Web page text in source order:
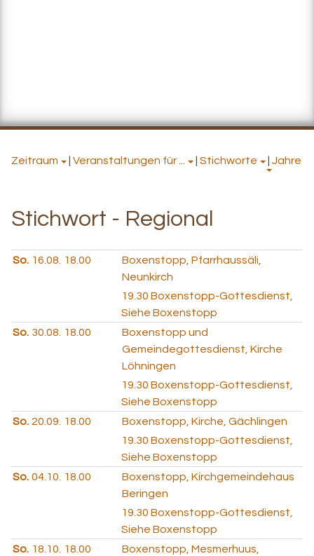
Zeitraum Veranstaltungen für ... Stichworte Jahre
Stichwort - Regional
So. 16.08. 18.00
Boxenstopp, Pfarrhaussäli,
Neunkirch
19.30 Boxenstopp-Gottesdienst,
Siehe Boxenstopp
So. 30.08. 18.00
Boxenstopp und
Gemeindegottesdienst, Kirche
Löhningen
19.30 Boxenstopp-Gottesdienst,
Siehe Boxenstopp
So. 20.09. 18.00
Boxenstopp, Kirche, Gächlingen
19.30 Boxenstopp-Gottesdienst,
Siehe Boxenstopp
So. 04.10. 18.00
Boxenstopp, Kirchgemeindehaus
Beringen
19.30 Boxenstopp-Gottesdienst,
Siehe Boxenstopp
So. 18.10. 18.00
Boxenstopp, Mesmerhuus,